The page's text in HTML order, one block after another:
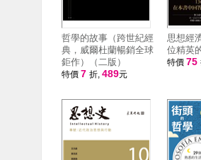
哲學的故事（跨世紀經
典，威爾杜蘭暢銷全球
鉅作）（二版）
特價 7 折, 489元
思想經
位精英
特價 75